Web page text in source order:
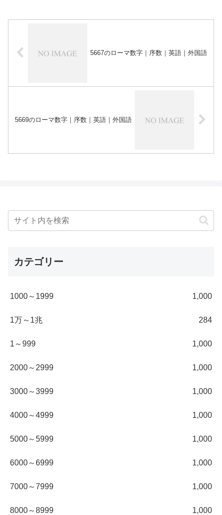
5667のローマ数字｜序数｜英語｜外国語
5669のローマ数字｜序数｜英語｜外国語
カテゴリー
1000～1999 1,000
1万～1兆 284
1～999 1,000
2000～2999 1,000
3000～3999 1,000
4000～4999 1,000
5000～5999 1,000
6000～6999 1,000
7000～7999 1,000
8000～8999 1,000